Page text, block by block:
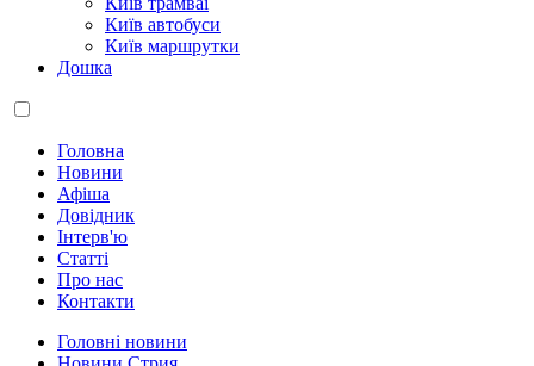
Київ автобуси
Київ маршрутки
Дошка
Головна
Новини
Афіша
Довідник
Інтерв'ю
Статті
Про нас
Контакти
Головні новини